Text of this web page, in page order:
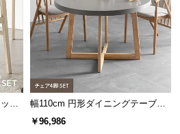
イスした天然木を貼り付けた
お手入れが簡単で、木目や
めるのが特徴です。
ド
幅110cm 円形ダイニングテーブル
チェア4脚セット
￥96,986